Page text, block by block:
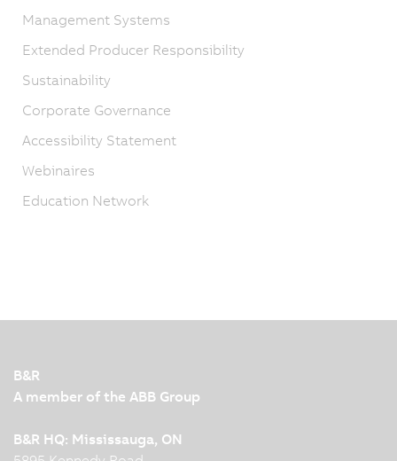
Management Systems
Extended Producer Responsibility
Sustainability
Corporate Governance
Accessibility Statement
Webinaires
Education Network
B&R
A member of the ABB Group
B&R HQ: Mississauga, ON